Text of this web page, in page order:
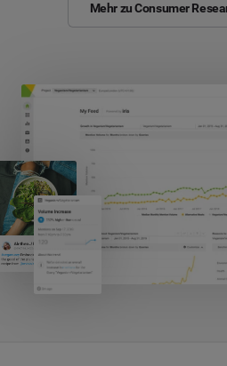
Mehr zu Consumer